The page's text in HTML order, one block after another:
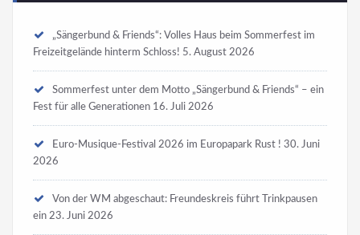
„Sängerbund & Friends“: Volles Haus beim Sommerfest im
Freizeitgelände hinterm Schloss! 5. August 2026
Sommerfest unter dem Motto „Sängerbund & Friends“ – ein
Fest für alle Generationen 16. Juli 2026
Euro-Musique-Festival 2026 im Europapark Rust ! 30. Juni
2026
Von der WM abgeschaut: Freundeskreis führt Trinkpausen
ein 23. Juni 2026